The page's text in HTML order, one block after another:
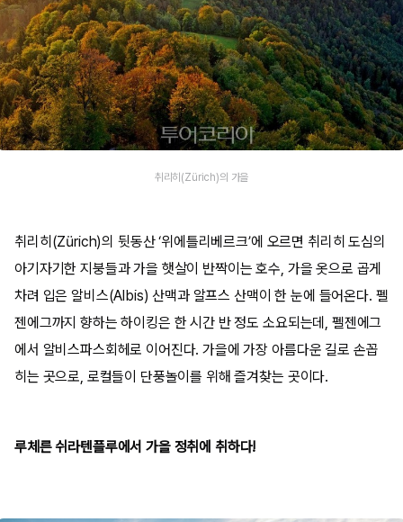
취리히(Zürich)의 가을
취리히(Zürich)의 뒷동산 ‘위에틀리베르크’에 오르면 취리히 도심의
아기자기한 지붕들과 가을 햇살이 반짝이는 호수, 가을 옷으로 곱게
차려 입은 알비스(Albis) 산맥과 알프스 산맥이 한 눈에 들어온다. 펠
젠에그까지 향하는 하이킹은 한 시간 반 정도 소요되는데, 펠젠에그
에서 알비스파스회헤로 이어진다. 가을에 가장 아름다운 길로 손꼽
히는 곳으로, 로컬들이 단풍놀이를 위해 즐겨찾는 곳이다.
루체른 쉬라텐플루에서 가을 정취에 취하다!